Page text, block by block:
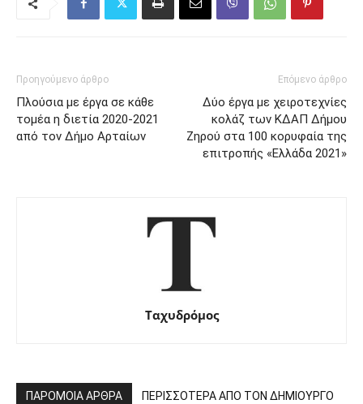
Προηγούμενο άρθρο
Πλούσια με έργα σε κάθε
τομέα η διετία 2020-2021
από τον Δήμο Αρταίων
Επόμενο άρθρο
Δύο έργα με χειροτεχνίες
κολάζ των ΚΔΑΠ Δήμου
Ζηρού στα 100 κορυφαία της
επιτροπής «Ελλάδα 2021»
Ταχυδρόμος
ΠΑΡΟΜΟΙΑ ΑΡΘΡΑ ΠΕΡΙΣΣΟΤΕΡΑ ΑΠΟ ΤΟΝ ΔΗΜΙΟΥΡΓΟ